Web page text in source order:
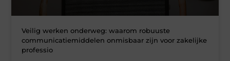
Veilig werken onderweg: waarom robuuste
communicatiemiddelen onmisbaar zijn voor zakelijke
professio